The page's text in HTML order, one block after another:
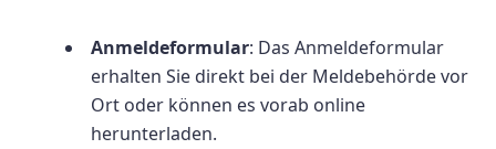
Anmeldeformular: Das Anmeldeformular
erhalten Sie direkt bei der Meldebehörde vor
Ort oder können es vorab online
herunterladen.